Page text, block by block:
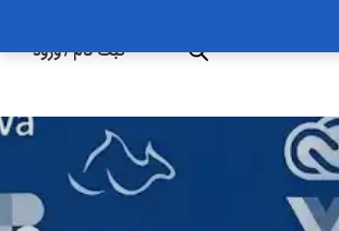
ثبت نام/ورود